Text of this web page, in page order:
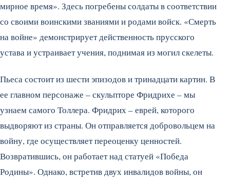
мирное время». Здесь погребены солдаты в соответствии
со своими воинскими званиями и родами войск. «Смерть
на войне» демонстрирует действенность прусского
устава и устраивает учения, поднимая из могил скелеты.
Пьеса состоит из шести эпизодов и тринадцати картин. В
ее главном персонаже – скульпторе Фридрихе – мы
узнаем самого Толлера. Фридрих – еврей, которого
выдворяют из страны. Он отправляется добровольцем на
войну, где осуществляет переоценку ценностей.
Возвратившись, он работает над статуей «Победа
Родины». Однако, встретив двух инвалидов войны, он